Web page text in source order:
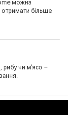
можна
отримати більше
рибу чи м’ясо –